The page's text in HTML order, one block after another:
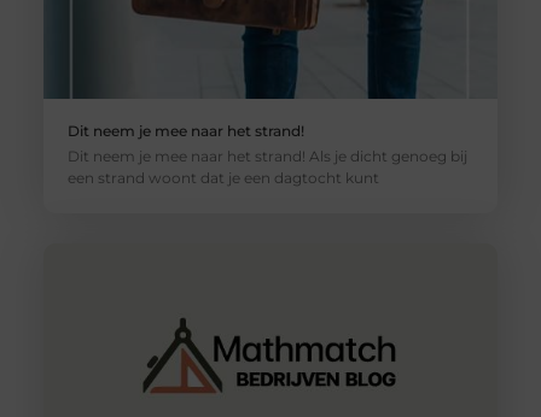
Dit neem je mee naar het strand!
Dit neem je mee naar het strand! Als je dicht genoeg bij
een strand woont dat je een dagtocht kunt